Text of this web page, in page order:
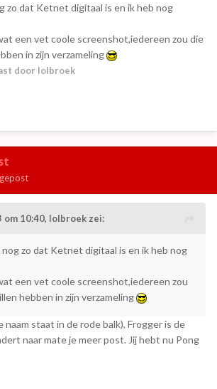
zo dat Ketnet digitaal is en ik heb nog
een vet coole screenshot,iedereen zou die
in zijn verzameling
door lolbroek
gepost
om 10:40, lolbroek zei:
nog zo dat Ketnet digitaal is en ik heb nog
een vet coole screenshot,iedereen zou
hebben in zijn verzameling
naam staat in de rode balk), Frogger is de
naar mate je meer post. Jij hebt nu Pong